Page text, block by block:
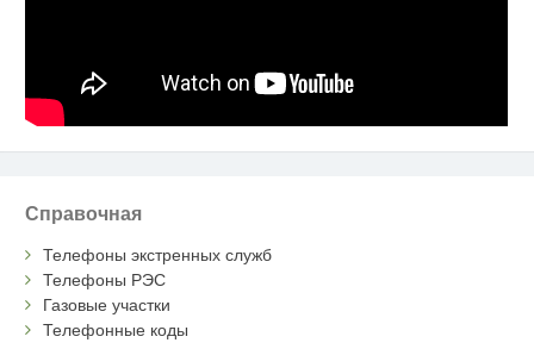
Справочная
Телефоны экстренных служб
Телефоны РЭС
Газовые участки
Телефонные коды